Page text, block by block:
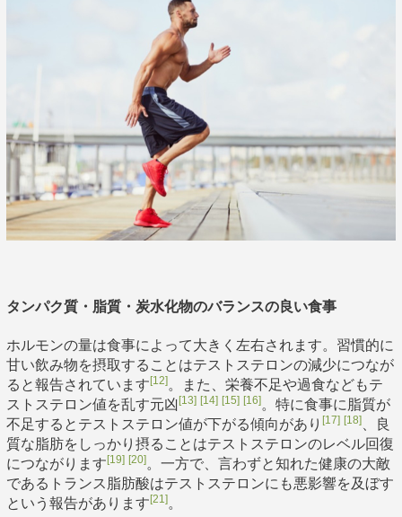
タンパク質・脂質・炭水化物のバランスの良い食事
ホルモンの量は食事によって大きく左右されます。習慣的に
甘い飲み物を摂取することはテストステロンの減少につなが
ると報告されています [12]。また、栄養不足や過食などもテ
ストステロン値を乱す元凶 [13] [14] [15] [16]。特に食事に脂質が
不足するとテストステロン値が下がる傾向があり [17] [18]、良
質な脂肪をしっかり摂ることはテストステロンのレベル回復
につながります [19] [20]。一方で、言わずと知れた健康の大敵
であるトランス脂肪酸はテストステロンにも悪影響を及ぼす
という報告があります [21]。